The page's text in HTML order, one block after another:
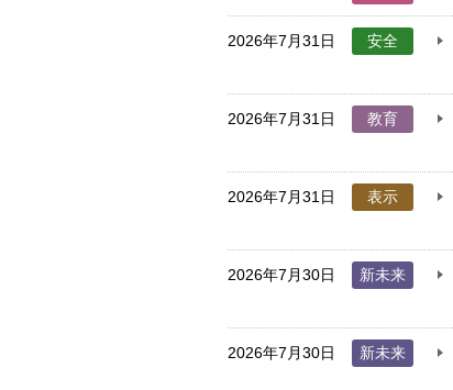
2026年7月31日 安全
2026年7月31日 教育
2026年7月31日 表示
2026年7月30日 新未来
2026年7月30日 新未来